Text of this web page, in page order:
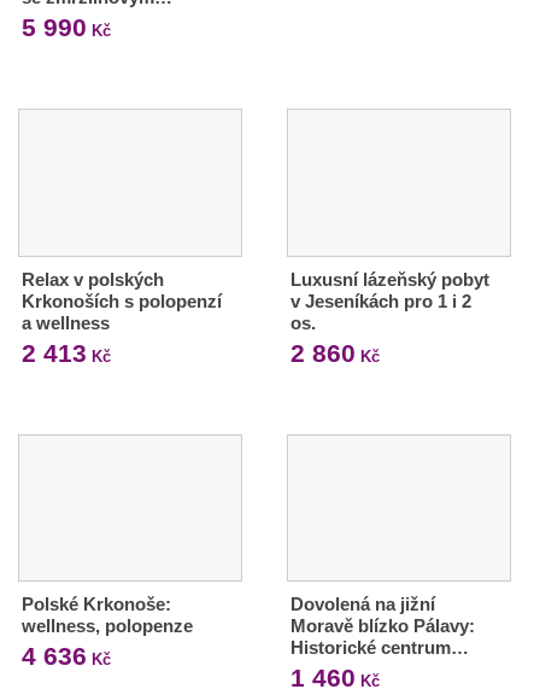
5 990 Kč
Relax v polských
Krkonoších s polopenzí
a wellness
2 413 Kč
Luxusní lázeňský pobyt
v Jeseníkách pro 1 i 2
os.
2 860 Kč
Polské Krkonoše:
wellness, polopenze
4 636 Kč
Dovolená na jižní
Moravě blízko Pálavy:
Historické centrum…
1 460 Kč